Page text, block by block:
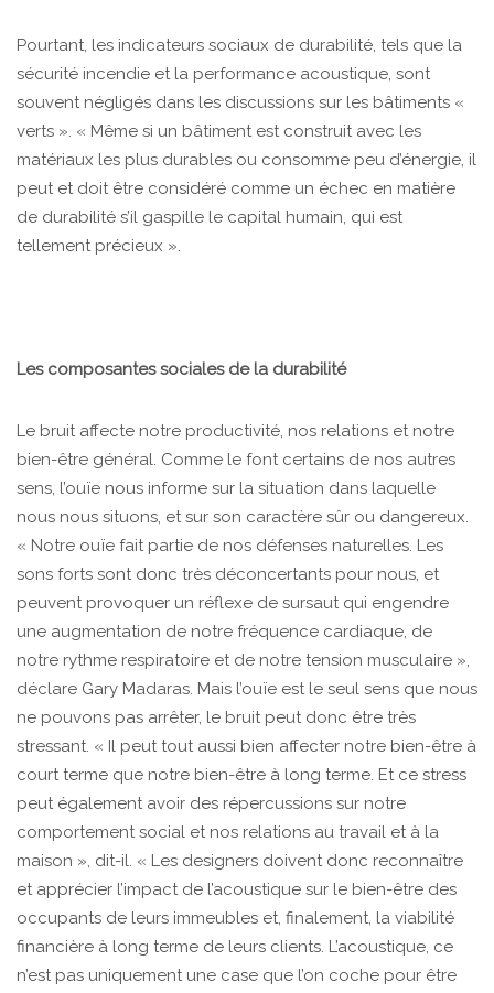
Pourtant, les indicateurs sociaux de durabilité, tels que la
sécurité incendie et la performance acoustique, sont
souvent négligés dans les discussions sur les bâtiments «
verts ». « Même si un bâtiment est construit avec les
matériaux les plus durables ou consomme peu d’énergie, il
peut et doit être considéré comme un échec en matière
de durabilité s’il gaspille le capital humain, qui est
tellement précieux ».
Les composantes sociales de la durabilité
Le bruit affecte notre productivité, nos relations et notre
bien-être général. Comme le font certains de nos autres
sens, l’ouïe nous informe sur la situation dans laquelle
nous nous situons, et sur son caractère sûr ou dangereux.
« Notre ouïe fait partie de nos défenses naturelles. Les
sons forts sont donc très déconcertants pour nous, et
peuvent provoquer un réflexe de sursaut qui engendre
une augmentation de notre fréquence cardiaque, de
notre rythme respiratoire et de notre tension musculaire »,
déclare Gary Madaras. Mais l’ouïe est le seul sens que nous
ne pouvons pas arrêter, le bruit peut donc être très
stressant. « Il peut tout aussi bien affecter notre bien-être à
court terme que notre bien-être à long terme. Et ce stress
peut également avoir des répercussions sur notre
comportement social et nos relations au travail et à la
maison », dit-il. « Les designers doivent donc reconnaître
et apprécier l’impact de l’acoustique sur le bien-être des
occupants de leurs immeubles et, finalement, la viabilité
financière à long terme de leurs clients. L’acoustique, ce
n’est pas uniquement une case que l’on coche pour être